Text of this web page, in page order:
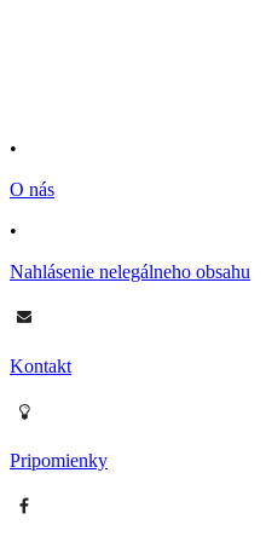
•
O nás
•
Nahlásenie nelegálneho obsahu
Kontakt
Pripomienky